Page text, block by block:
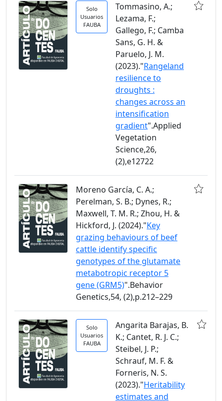
Solo
Usuarios
FAUBA
Tommasino, A.;
Lezama, F.;
Gallego, F.; Camba
Sans, G. H. &
Paruelo, J. M.
(2023)."Rangeland
resilience to
droughts :
changes across an
intensification
gradient".Applied
Vegetation
Science,26,
(2),e12722
Moreno García, C. A.;
Perelman, S. B.; Dynes, R.;
Maxwell, T. M. R.; Zhou, H. &
Hickford, J. (2024)."Key
grazing behaviours of beef
cattle identify specific
genotypes of the glutamate
metabotropic receptor 5
gene (GRM5)".Behavior
Genetics,54, (2),p.212–229
Solo
Usuarios
FAUBA
Angarita Barajas, B.
K.; Cantet, R. J. C.;
Steibel, J. P.;
Schrauf, M. F. &
Forneris, N. S.
(2023)."Heritability
estimates and